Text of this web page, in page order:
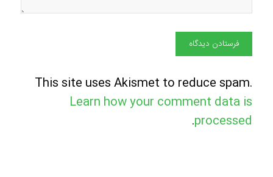
This site uses Akismet to reduce spam.
Learn how your comment data is
processed
.